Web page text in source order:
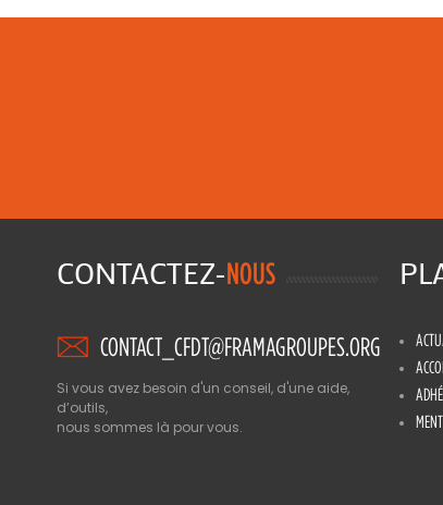
CONTACTEZ-NOUS
CONTACT_CFDT@FRAMAGROUPES.ORG
Si vous avez besoin d'un conseil, d'une aide,
d’outils,
nous sommes là pour vous.